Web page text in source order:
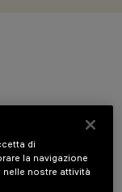
di
la navigazione
nostre attività